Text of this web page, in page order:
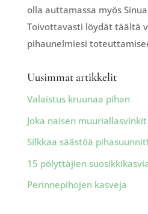
olla auttamassa myös
Toivottavasti löydät täältä
pihaunelmiesi
Uusimmat artikkelit
Valaistus kruunaa pihan
Joka naisen muuriallasvinkit
Silkkaa säästöä
15 pölyttäjien
Perinnepihojen kasveja